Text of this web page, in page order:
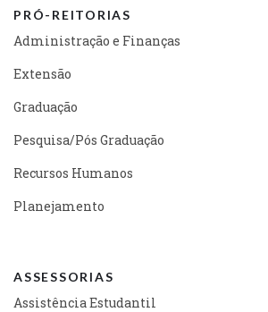
PRÓ-REITORIAS
Administração e Finanças
Extensão
Graduação
Pesquisa/Pós Graduação
Recursos Humanos
Planejamento
ASSESSORIAS
Assistência Estudantil